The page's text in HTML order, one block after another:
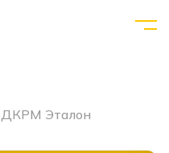
ДКРМ Эталон